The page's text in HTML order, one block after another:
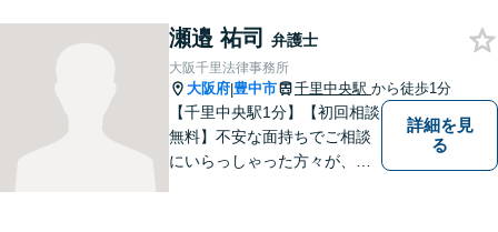
【初回相談30分無料】
瀬邉 祐司 弁護士
大阪千里法律事務所
大阪府|豊中市 千里中央駅 から徒歩1分
【千里中央駅1分】【初回相談
無料】不安な面持ちでご相談
にいらっしゃった方々が、少
詳細を見
る